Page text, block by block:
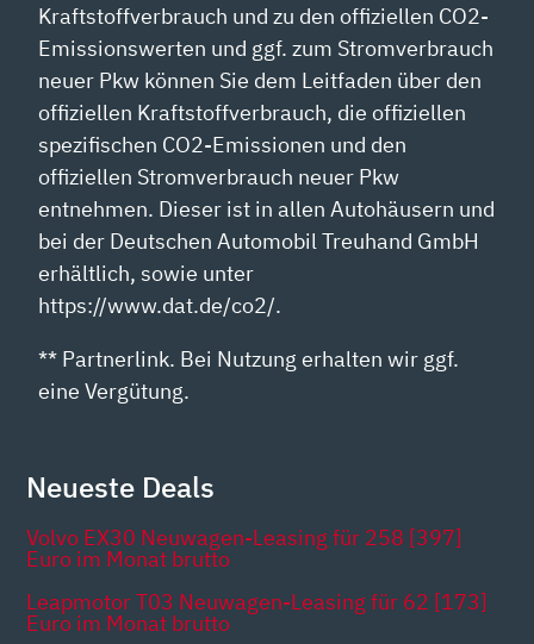
Kraftstoffverbrauch und zu den offiziellen CO2-
Emissionswerten und ggf. zum Stromverbrauch
neuer Pkw können Sie dem Leitfaden über den
offiziellen Kraftstoffverbrauch, die offiziellen
spezifischen CO2-Emissionen und den
offiziellen Stromverbrauch neuer Pkw
entnehmen. Dieser ist in allen Autohäusern und
bei der Deutschen Automobil Treuhand GmbH
erhältlich, sowie unter
https://www.dat.de/co2/.
** Partnerlink. Bei Nutzung erhalten wir ggf.
eine Vergütung.
Neueste Deals
Volvo EX30 Neuwagen-Leasing für 258 [397]
Euro im Monat brutto
Leapmotor T03 Neuwagen-Leasing für 62 [173]
Euro im Monat brutto